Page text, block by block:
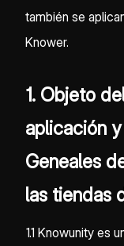
también se
Knower.
1. Objeto
aplicación
Geneales
las tiendas
1.1 Knowunity es